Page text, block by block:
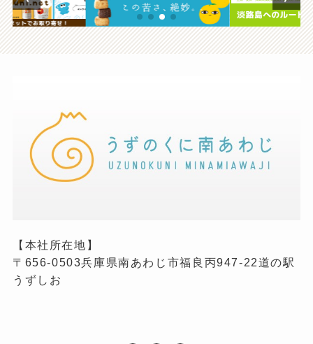
【本社所在地】
〒656-0503兵庫県南あわじ市福良丙947-22道の駅
うずしお